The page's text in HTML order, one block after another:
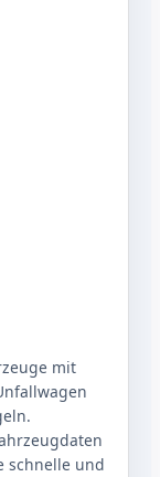
mit
schnelle und